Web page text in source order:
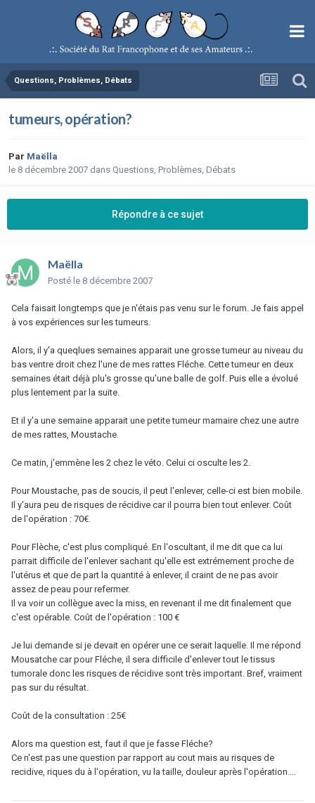
Questions, Problèmes, Débats
tumeurs, opération?
Par Maëlla
le 8 décembre 2007 dans Questions, Problèmes, Débats
Répondre à ce sujet
Maëlla
Posté le 8 décembre 2007
Cela faisait longtemps que je n'étais pas venu sur le forum. Je fais appel
à vos expériences sur les tumeurs.
Alors, il y'a queqlues semaines apparait une grosse tumeur au niveau du
bas ventre droit chez l'une de mes rattes Fléche. Cette tumeur en deux
semaines était déjà plu's grosse qu'une balle de golf. Puis elle a évolué
plus lentement par la suite.
Et il y'a une semaine apparait une petite tumeur mamaire chez une autre
de mes rattes, Moustache.
Ce matin, j'emmène les 2 chez le véto. Celui ci osculte les 2.
Pour Moustache, pas de soucis, il peut l'enlever, celle-ci est bien mobile.
Il y'aura peu de risques de récidive car il pourra bien tout enlever. Coût
de l'opération : 70€.
Pour Flèche, c'est plus compliqué. En l'oscultant, il me dit que ca lui
parrait difficile de l'enlever sachant qu'elle est extrémement proche de
l'utérus et que de part la quantité à enlever, il craint de ne pas avoir
assez de peau pour refermer.
Il va voir un collègue avec la miss, en revenant il me dit finalement que
c'est opérable. Coût de l'opération : 100 €
Je lui demande si je devait en opérer une ce serait laquelle. Il me répond
Mousatche car pour Fléche, il sera difficile d'enlever tout le tissus
tumorale donc les risques de récidive sont très important. Bref, vraiment
pas sur du résultat.
Coût de la consultation : 25€
Alors ma question est, faut il que je fasse Fléche?
Ce n'est pas une question par rapport au cout mais au risques de
recidive, riques du à l'opération, vu la taille, douleur après l'opération....